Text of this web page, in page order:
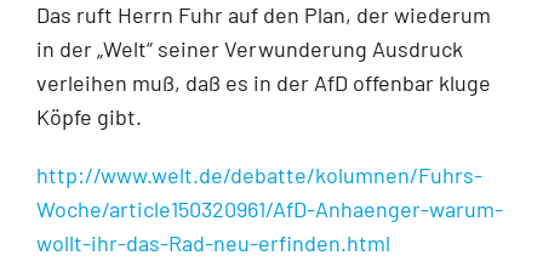
Das ruft Herrn Fuhr auf den Plan, der wiederum
in der „Welt“ seiner Verwunderung Ausdruck
verleihen muß, daß es in der AfD offenbar kluge
Köpfe gibt.
http://www.welt.de/debatte/kolumnen/Fuhrs-
Woche/article150320961/AfD-Anhaenger-warum-
wollt-ihr-das-Rad-neu-erfinden.html